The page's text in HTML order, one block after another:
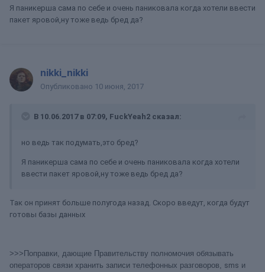
Я паникерша сама по себе и очень паниковала когда хотели ввести
пакет яровой,ну тоже ведь бред да?
nikki_nikki
Опубликовано 10 июня, 2017
В 10.06.2017 в 07:09, FuckYeah2 сказал:
но ведь так подумать,это бред?
Я паникерша сама по себе и очень паниковала когда хотели
ввести пакет яровой,ну тоже ведь бред да?
Так он принят больше полугода назад. Скоро введут, когда будут
готовы базы данных
>>>Поправки, дающие Правительству полномочия обязывать
операторов связи хранить записи телефонных разговоров, sms и